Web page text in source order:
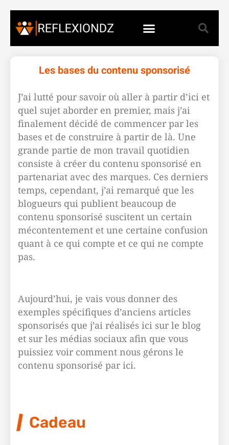
Les bases du contenu sponsorisé
J’ai lutté pour savoir où aller à partir d’ici et
quel sujet aborder en premier, mais j’ai
finalement décidé de commencer par les
bases et de construire à partir de là. Une
grande partie de mon travail quotidien
consiste à créer du contenu sponsorisé en
partenariat avec des marques. Ces derniers
temps, cependant, j’ai remarqué que les
blogueurs qui publient beaucoup de
contenu sponsorisé suscitent un certain
mécontentement et une certaine confusion
quant à ce qui compte et ce qui ne compte
pas.
Aujourd’hui, je vais vous donner des
exemples spécifiques d’anciens articles
sponsorisés que j’ai réalisés ici sur le blog
et sur les médias sociaux afin que vous
puissiez voir comment nous gérons le
contenu sponsorisé par ici.
Cadeau